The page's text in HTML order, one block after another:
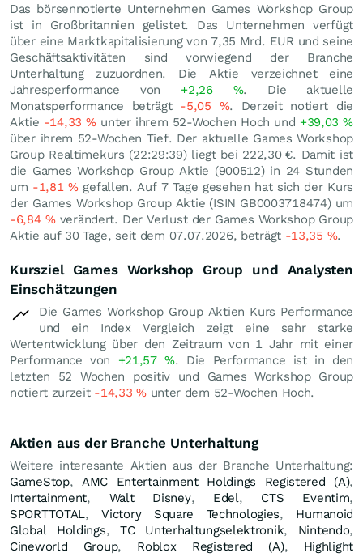
Das börsennotierte Unternehmen Games Workshop Group
ist in Großbritannien gelistet. Das Unternehmen verfügt
über eine Marktkapitalisierung von 7,35 Mrd. EUR und seine
Geschäftsaktivitäten sind vorwiegend der Branche
Unterhaltung zuzuordnen. Die Aktie verzeichnet eine
Jahresperformance von +2,26 %. Die aktuelle
Monatsperformance beträgt -5,05 %. Derzeit notiert die
Aktie -14,33%unter ihrem 52-Wochen Hoch und +39,03%
über ihrem 52-Wochen Tief. Der aktuelle Games Workshop
Group Realtimekurs (22:29:39) liegt bei 222,30 €. Damit ist
die Games Workshop Group Aktie (900512) in 24 Stunden
um -1,81%gefallen. Auf 7 Tage gesehen hat sich der Kurs
der Games Workshop Group Aktie (ISIN GB0003718474) um
-6,84 %verändert. Der Verlust der Games Workshop Group
Aktie auf 30 Tage, seit dem 07.07.2026, beträgt -13,35 %.
Kursziel Games Workshop Group und Analysten
Einschätzungen
Die Games Workshop Group Aktien Kurs Performance
und ein Index Vergleich zeigt eine sehr starke
Wertentwicklung über den Zeitraum von 1 Jahr mit einer
Performance von +21,57%. Die Performance ist in den
letzten 52 Wochen positiv und Games Workshop Group
notiert zurzeit -14,33%unter dem 52-Wochen Hoch.
Aktien aus der Branche Unterhaltung
Weitere interesante Aktien aus der Branche Unterhaltung:
GameStop, AMC Entertainment Holdings Registered (A),
Intertainment, Walt Disney, Edel, CTS Eventim,
SPORTTOTAL,Victory Square Technologies, Humanoid
Global Holdings, TC Unterhaltungselektronik, Nintendo,
Cineworld Group, Roblox Registered (A), Highlight